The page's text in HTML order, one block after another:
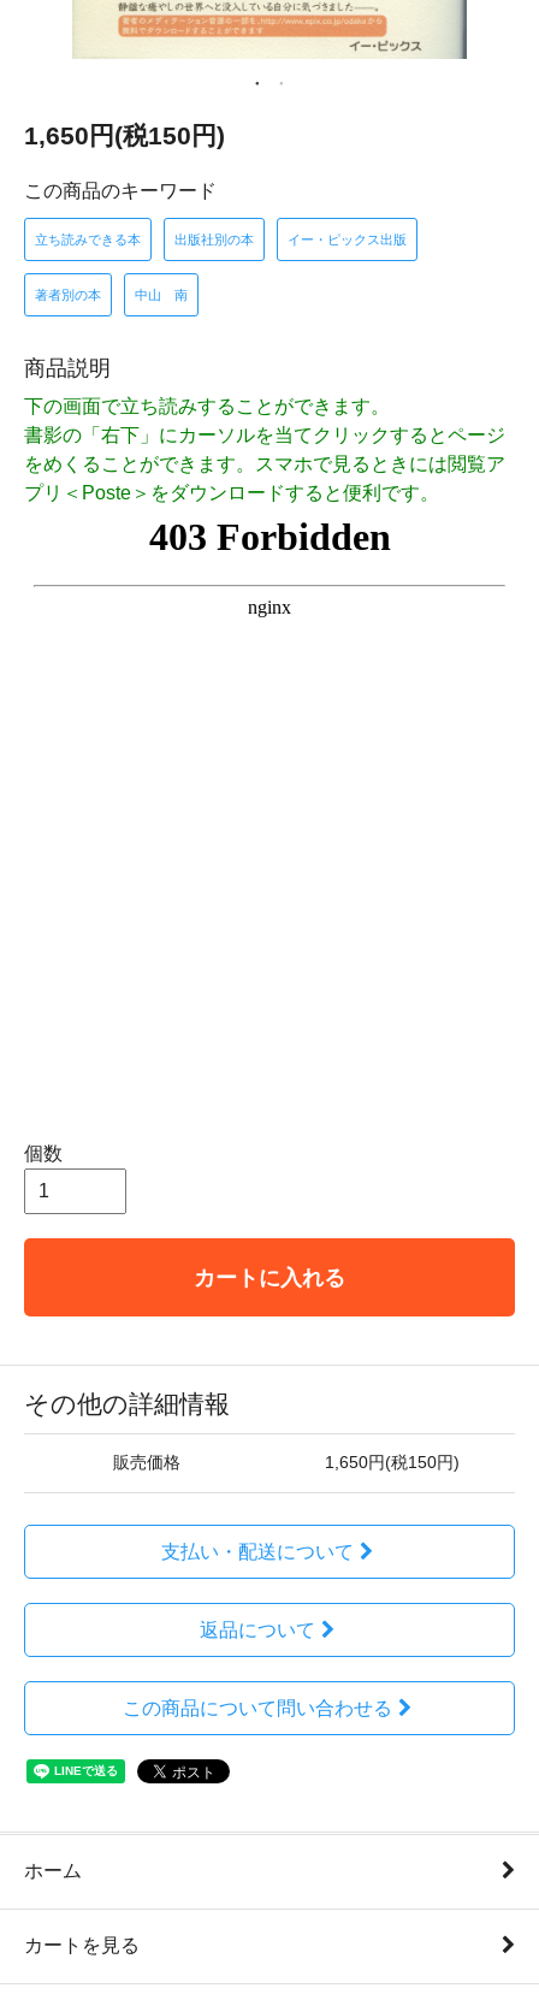
1,650円(税150円)
この商品のキーワード
立ち読みできる本 出版社別の本 イー・ピックス出版
著者別の本 中山 南
商品説明
下の画面で立ち読みすることができます。
書影の「右下」にカーソルを当てクリックするとページ
をめくることができます。スマホで見るときには閲覧ア
プリ＜Poste＞をダウンロードすると便利です。
個数
カートに入れる
その他の詳細情報
販売価格 1,650円(税150円)
支払い・配送について
返品について
この商品について問い合わせる
ホーム
カートを見る